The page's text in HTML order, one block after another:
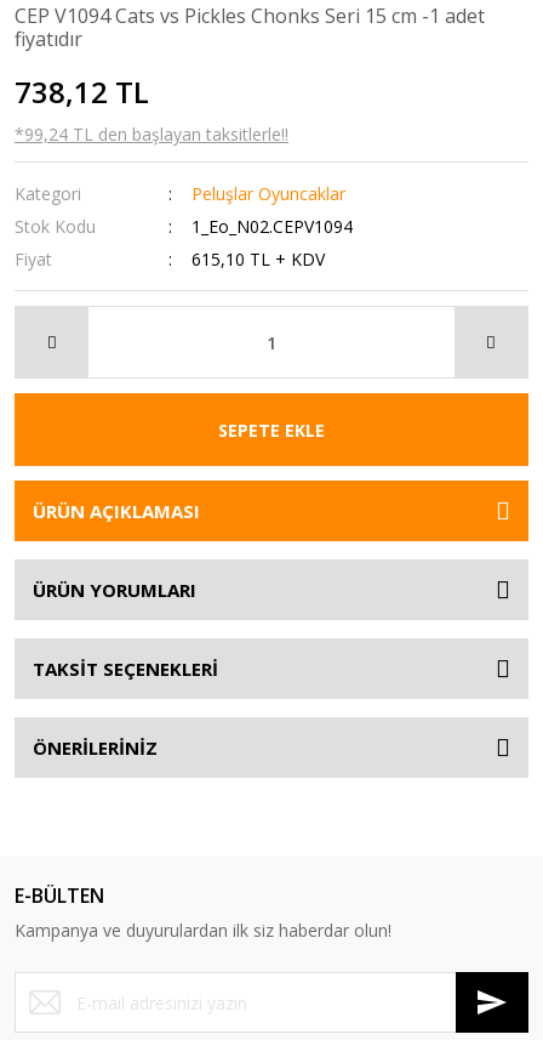
CEP V1094 Cats vs Pickles Chonks Seri 15 cm -1 adet
fiyatıdır
738,12 TL
*99,24 TL den başlayan taksitlerle!!
Kategori
Peluşlar Oyuncaklar
Stok Kodu
1_Eo_N02.CEPV1094
Fiyat
615,10 TL + KDV
SEPETE EKLE
ÜRÜN AÇIKLAMASI
ÜRÜN YORUMLARI
TAKSİT SEÇENEKLERİ
ÖNERİLERİNİZ
E-BÜLTEN
Kampanya ve duyurulardan ilk siz haberdar olun!